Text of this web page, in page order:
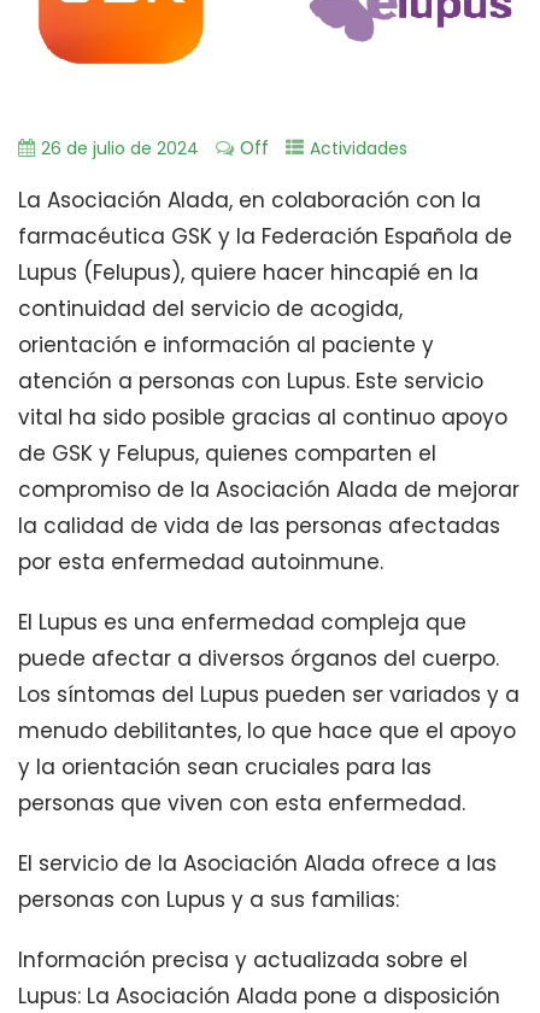
26 de julio de 2024 Off Actividades
La Asociación Alada, en colaboración con la
farmacéutica GSK y la Federación Española de
Lupus (Felupus), quiere hacer hincapié en la
continuidad del servicio de acogida,
orientación e información al paciente y
atención a personas con Lupus. Este servicio
vital ha sido posible gracias al continuo apoyo
de GSK y Felupus, quienes comparten el
compromiso de la Asociación Alada de mejorar
la calidad de vida de las personas afectadas
por esta enfermedad autoinmune.
El Lupus es una enfermedad compleja que
puede afectar a diversos órganos del cuerpo.
Los síntomas del Lupus pueden ser variados y a
menudo debilitantes, lo que hace que el apoyo
y la orientación sean cruciales para las
personas que viven con esta enfermedad.
El servicio de la Asociación Alada ofrece a las
personas con Lupus y a sus familias:
Información precisa y actualizada sobre el
Lupus: La Asociación Alada pone a disposición